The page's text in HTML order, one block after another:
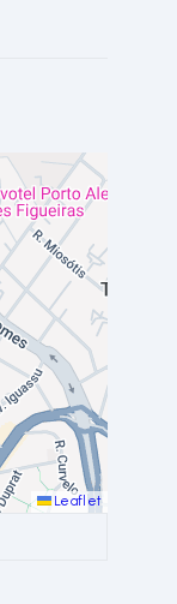
Leaflet